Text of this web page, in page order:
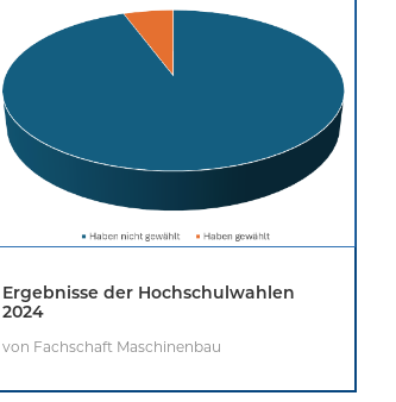
Ergebnisse der Hochschulwahlen
2024
von Fachschaft Maschinenbau